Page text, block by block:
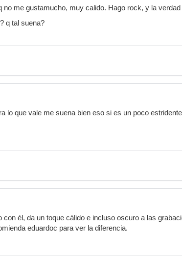
me gustamucho, muy calido. Hago rock, y la
q tal suena?
lo que vale me suena bien eso si es un poco
él, da un toque cálido e incluso oscuro a las
eduardoc para ver la diferencia.